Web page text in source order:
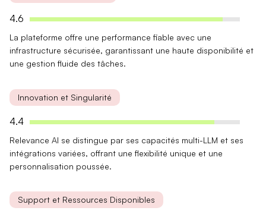
4.6
La plateforme offre une performance fiable avec une
infrastructure sécurisée, garantissant une haute disponibilité et
une gestion fluide des tâches.
Innovation et Singularité
4.4
Relevance AI se distingue par ses capacités multi-LLM et ses
intégrations variées, offrant une flexibilité unique et une
personnalisation poussée.
Support et Ressources Disponibles